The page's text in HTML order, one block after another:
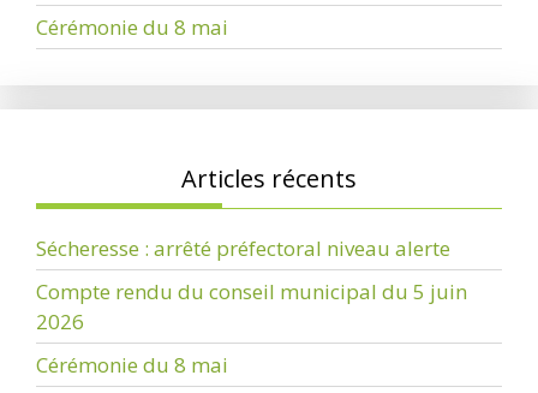
Cérémonie du 8 mai
Articles récents
Sécheresse : arrêté préfectoral niveau alerte
Compte rendu du conseil municipal du 5 juin
2026
Cérémonie du 8 mai